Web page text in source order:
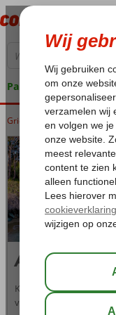
Pakketgarantie
Home
Griekenland Kreta Kreta
Agia Pelagia
Kreta is een perfecte
vakantieganger.